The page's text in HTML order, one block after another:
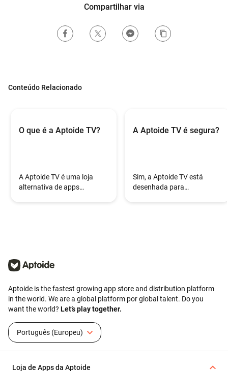
Compartilhar via
Conteúdo Relacionado
O que é a Aptoide TV?
A Aptoide TV é uma loja
alternativa de apps
A Aptoide TV é segura?
Sim, a Aptoide TV está
desenhada para
Aptoide is the fastest growing app store and distribution platform
in the world. We are a global platform por global talent. Do you
want the world? Let’s play together.
Português (Europeu)
Loja de Apps da Aptoide